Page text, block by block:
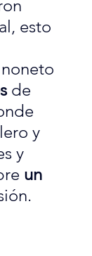
esto
de
y
y
un